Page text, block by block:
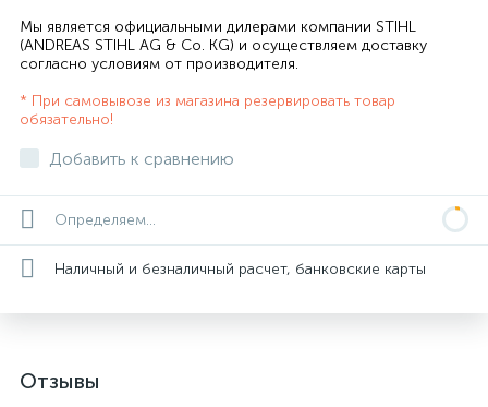
Мы является официальными дилерами компании STIHL
(ANDREAS STIHL AG & Co. KG) и осуществляем доставку
согласно условиям от производителя.
* При самовывозе из магазина резервировать товар
обязательно!
Добавить к сравнению
Определяем...
Наличный и безналичный расчет, банковские карты
Отзывы